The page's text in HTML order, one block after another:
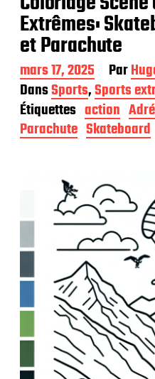
Extrêmes:
et Parachute
D
a
t
e
d
e
c
t
o
mars 17, 2025 Par
DansSports,Sports
Étiquettes action
Parachute Skateboard